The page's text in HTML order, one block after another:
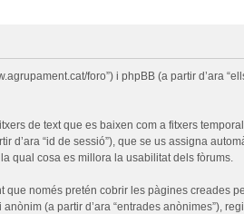
foro”) i phpBB (a partir d’ara
de text que es baixen com a fitxers
d’ara “id de sessió”), que se us assigna
qual cosa es millora la usabilitat dels fòrums.
que només pretén cobrir les pàgines creades
(a partir d’ara “entrades anònimes”),